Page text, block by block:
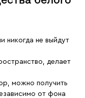
никогда не выйдут
делает
можно получить
от фона